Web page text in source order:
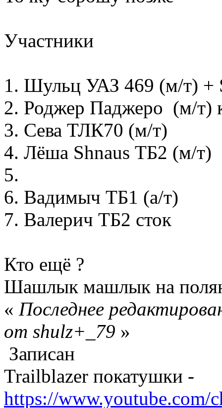
Участники
1. Шульц УАЗ 469 (м/т) +
2. Роджер Паджеро (м/т)
3. Сева ТЛК70 (м/т)
4. Лёша Shnaus ТБ2 (м/т)
5.
6. Вадимыч ТБ1 (а/т)
7. Валерич ТБ2 сток
Кто ещё ?
Шашлык машлык на
« Последнее
от shulz+_79 »
Записан
Trailblazer покатушки -
https://